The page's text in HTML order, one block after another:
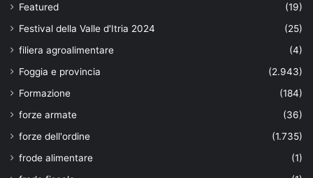
Featured
(19)
Festival della Valle d'Itria 2024
(25)
filiera agroalimentare
(4)
Foggia e provincia
(2.943)
Formazione
(184)
forze armate
(36)
forze dell'ordine
(1.735)
frode alimentare
(1)